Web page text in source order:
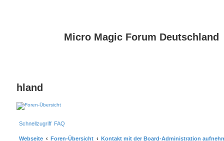
Micro Magic Forum Deutschland
hland
Schnellzugriff FAQ
Webseite Foren-Übersicht Kontakt mit der Board-Administration